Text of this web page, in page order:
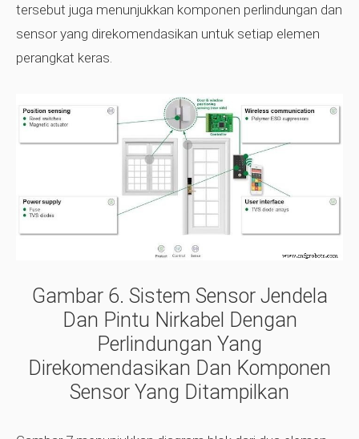
tersebut juga menunjukkan komponen perlindungan dan
sensor yang direkomendasikan untuk setiap elemen
perangkat keras.
Gambar 6. Sistem Sensor Jendela
Dan Pintu Nirkabel Dengan
Perlindungan Yang
Direkomendasikan Dan Komponen
Sensor Yang Ditampilkan